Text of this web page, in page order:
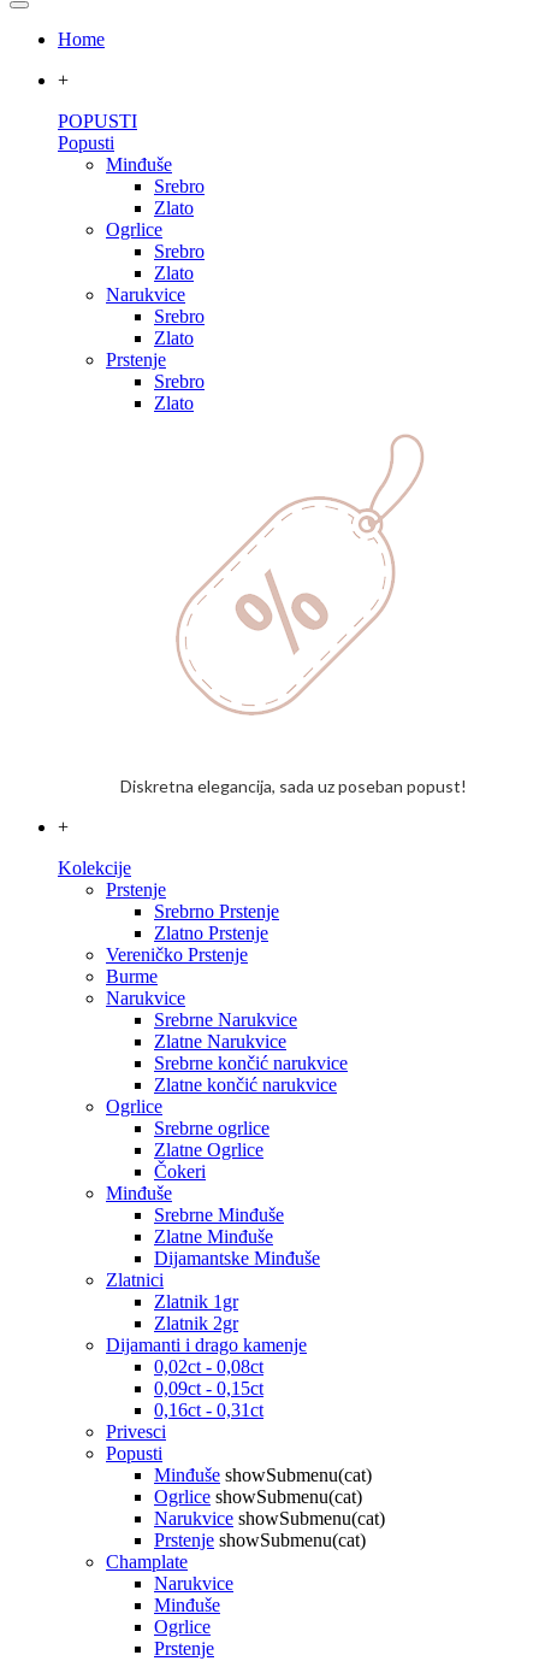
Home
+
POPUSTI
Popusti
Minđuše
Srebro
Zlato
Ogrlice
Srebro
Zlato
Narukvice
Srebro
Zlato
Prstenje
Srebro
Zlato
Diskretna elegancija, sada uz poseban popust!
+
Kolekcije
Prstenje
Srebrno Prstenje
Zlatno Prstenje
Vereničko Prstenje
Burme
Narukvice
Srebrne Narukvice
Zlatne Narukvice
Srebrne končić narukvice
Zlatne končić narukvice
Ogrlice
Srebrne ogrlice
Zlatne Ogrlice
Čokeri
Minđuše
Srebrne Minđuše
Zlatne Minđuše
Dijamantske Minđuše
Zlatnici
Zlatnik 1gr
Zlatnik 2gr
Dijamanti i drago kamenje
0,02ct - 0,08ct
0,09ct - 0,15ct
0,16ct - 0,31ct
Privesci
Popusti
Minđuše showSubmenu(cat)
Ogrlice showSubmenu(cat)
Narukvice showSubmenu(cat)
Prstenje showSubmenu(cat)
Champlate
Narukvice
Minđuše
Ogrlice
Prstenje